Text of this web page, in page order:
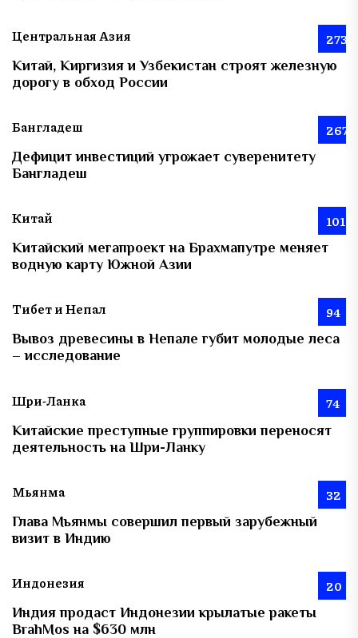
Центральная Азия 273
Китай, Киргизия и Узбекистан строят железную
дорогу в обход России
Бангладеш 267
Дефицит инвестиций угрожает суверенитету
Бангладеш
Китай 101
Китайский мегапроект на Брахмапутре меняет
водную карту Южной Азии
Тибет и Непал 94
Вывоз древесины в Непале губит молодые леса
– исследование
Шри-Ланка 74
Китайские преступные группировки переносят
деятельность на Шри-Ланку
Мьянма 32
Глава Мьянмы совершил первый зарубежный
визит в Индию
Индонезия 20
Индия продаст Индонезии крылатые ракеты
BrahMos на $630 млн